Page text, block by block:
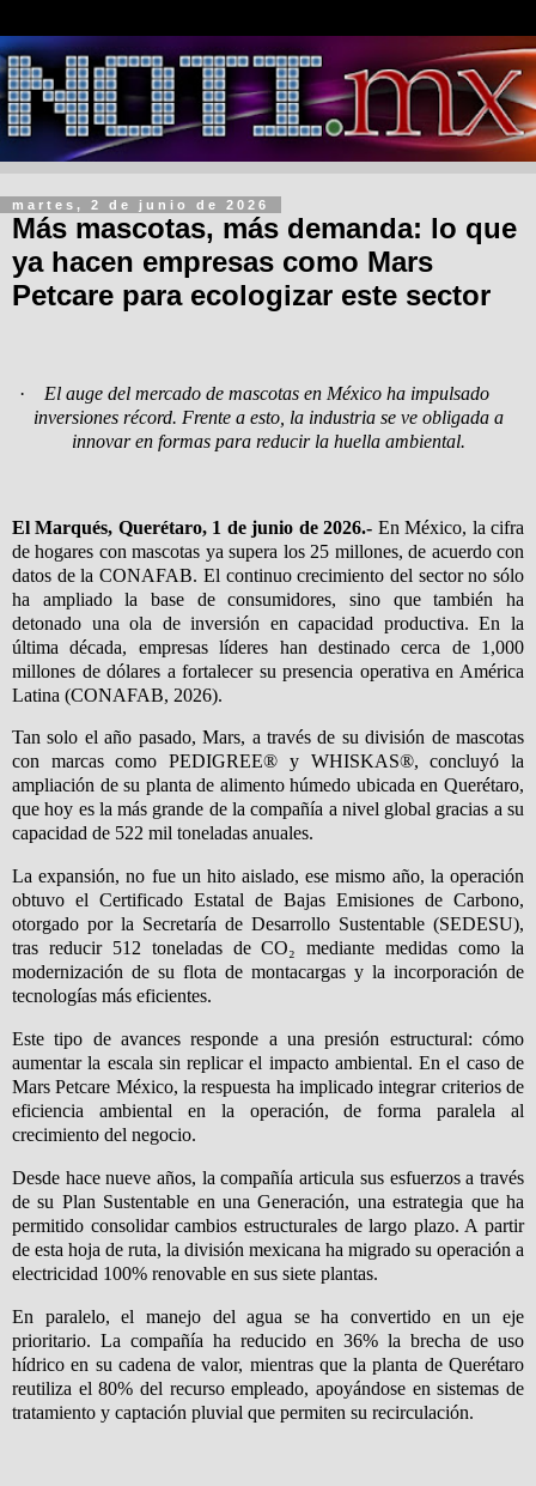
martes, 2 de junio de 2026
Más mascotas, más demanda: lo que
ya hacen empresas como Mars
Petcare para ecologizar este sector
·
El auge del mercado de mascotas en México ha impulsado
inversiones récord. Frente a esto, la industria se ve obligada a
innovar en formas para reducir la huella ambiental.
El Marqués, Querétaro, 1 de junio de 2026.- En México, la cifra
de hogares con mascotas ya supera los 25 millones, de acuerdo con
datos de la CONAFAB. El continuo crecimiento del sector no sólo
ha ampliado la base de consumidores, sino que también ha
detonado una ola de inversión en capacidad productiva. En la
última década, empresas líderes han destinado cerca de 1,000
millones de dólares a fortalecer su presencia operativa en América
Latina (CONAFAB, 2026).
Tan solo el año pasado, Mars, a través de su división de mascotas
con marcas como PEDIGREE® y WHISKAS®, concluyó la
ampliación de su planta de alimento húmedo ubicada en Querétaro,
que hoy es la más grande de la compañía a nivel global gracias a su
capacidad de 522 mil toneladas anuales.
La expansión, no fue un hito aislado, ese mismo año, la operación
obtuvo el Certificado Estatal de Bajas Emisiones de Carbono,
otorgado por la Secretaría de Desarrollo Sustentable (SEDESU),
tras reducir 512 toneladas de CO₂ mediante medidas como la
modernización de su flota de montacargas y la incorporación de
tecnologías más eficientes.
Este tipo de avances responde a una presión estructural: cómo
aumentar la escala sin replicar el impacto ambiental. En el caso de
Mars Petcare México, la respuesta ha implicado integrar criterios de
eficiencia ambiental en la operación, de forma paralela al
crecimiento del negocio.
Desde hace nueve años, la compañía articula sus esfuerzos a través
de su Plan Sustentable en una Generación, una estrategia que ha
permitido consolidar cambios estructurales de largo plazo. A partir
de esta hoja de ruta, la división mexicana ha migrado su operación a
electricidad 100% renovable en sus siete plantas.
En paralelo, el manejo del agua se ha convertido en un eje
prioritario. La compañía ha reducido en 36% la brecha de uso
hídrico en su cadena de valor, mientras que la planta de Querétaro
reutiliza el 80% del recurso empleado, apoyándose en sistemas de
tratamiento y captación pluvial que permiten su recirculación.